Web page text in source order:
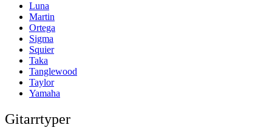
Luna
Martin
Ortega
Sigma
Squier
Taka
Tanglewood
Taylor
Yamaha
Gitarrtyper